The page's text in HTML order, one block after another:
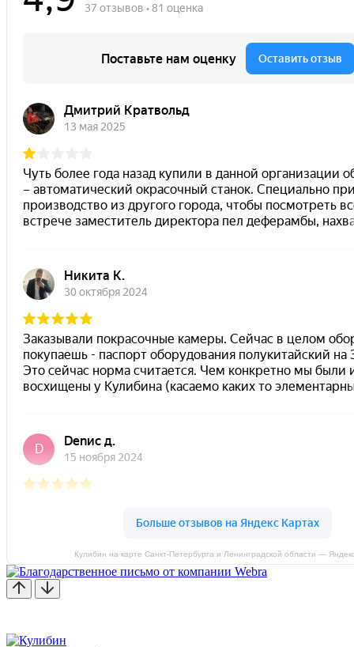
Кулибин на карте Санкт‑Петербурга и Ленинградской области —